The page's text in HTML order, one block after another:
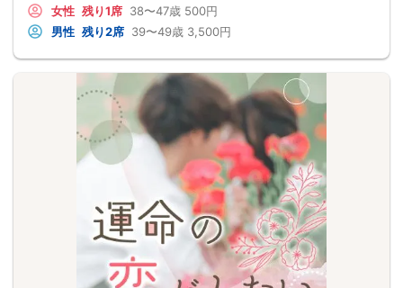
女性 残り1席 38〜47歳 500円
男性 残り2席 39〜49歳 3,500円